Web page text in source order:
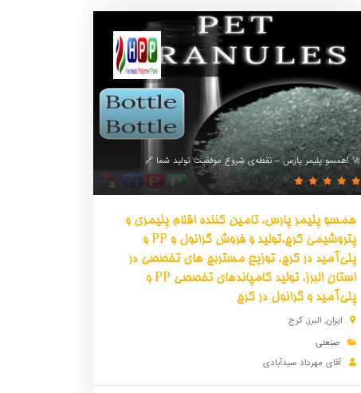
🔗 همسو پلیمر پارس – نقطه‌ی شروع موفقیت تولید شما! 🚀
همسو پلیمر پارس، تامین کننده اقلام پلیمری و
پتروشیمی کرج،تولید و فروش گرانول و PP و
پلی‌آمید در کرج، توزیع مستربچ های تخصصی در
استان البرز، تولید کامپاندهای تخصصی PP و
پلی‌آمید و گرانول در کرج
ایران, البرز, کرج
صنعتی
آقای مهرداد سیدآبادی